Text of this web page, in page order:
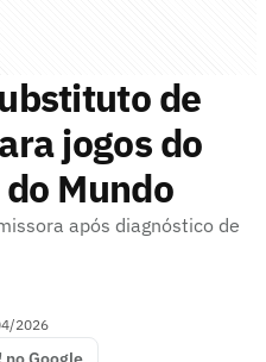
de
jogos do
Mundo
após diagnóstico de
2026